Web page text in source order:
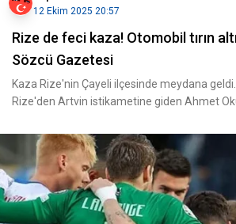
12 Ekim 2025 20:57
Rize de feci kaza! Otomobil tırın
Sözcü Gazetesi
Kaza Rize'nin Çayeli ilçesinde meydana
Rize'den Artvin istikametine giden Ahmet